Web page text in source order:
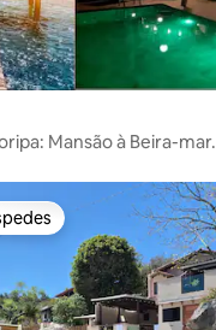
A Melhor Casa de Floripa: Mansão à Beira-mar.
dos hóspedes